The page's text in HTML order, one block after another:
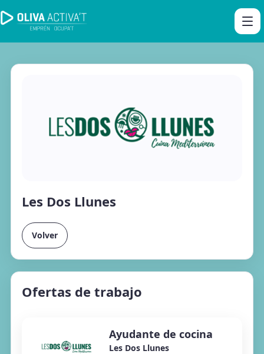
Les Dos Llunes
Volver
Ofertas de trabajo
Ayudante de cocina
Les Dos Llunes